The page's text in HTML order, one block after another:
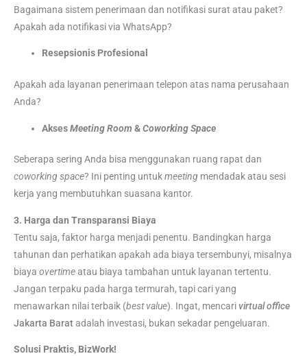
Bagaimana sistem penerimaan dan notifikasi surat atau paket?
Apakah ada notifikasi via WhatsApp?
Resepsionis Profesional
Apakah ada layanan penerimaan telepon atas nama perusahaan
Anda?
AksesMeeting Room &Coworking Space
Seberapa sering Anda bisa menggunakan ruang rapat dan
coworking space? Ini penting untukmeeting mendadak atau sesi
kerja yang membutuhkan suasana kantor.
3. Harga dan Transparansi Biaya
Tentu saja, faktor harga menjadi penentu. Bandingkan harga
tahunan dan perhatikan apakah ada biaya tersembunyi, misalnya
biaya overtimeatau biaya tambahan untuk layanan tertentu.
Jangan terpaku pada harga termurah, tapi cari yang
menawarkan nilai terbaik (best value). Ingat, mencarivirtual office
Jakarta Baratadalah investasi, bukan sekadar pengeluaran.
Solusi Praktis, BizWork!